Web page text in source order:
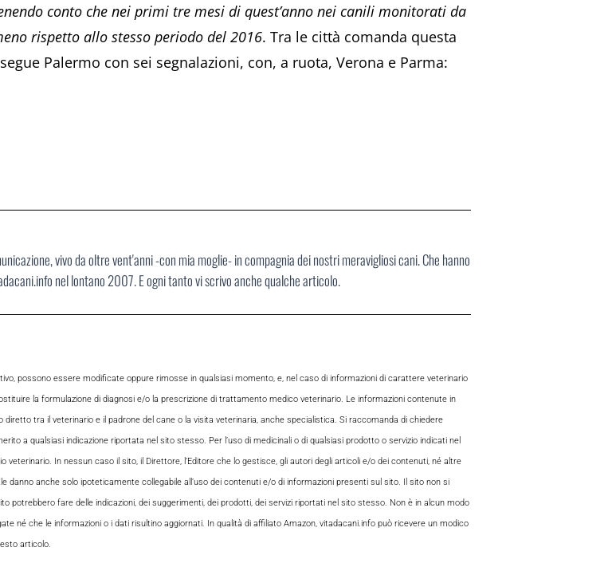
conto che nei primi tre mesi di quest’anno nei canili monitorati da
rispetto allo stesso periodo del 2016. Tra le città comanda questa
Palermo con sei segnalazioni, con, a ruota, Verona e Parma:
vivo da oltre vent'anni -con mia moglie- in compagnia dei nostri meravigliosi cani. Che hanno
nel lontano 2007. E ogni tanto vi scrivo anche qualche articolo.
possono essere modificate oppure rimosse in qualsiasi momento, e, nel caso di informazioni di carattere veterinario
la formulazione di diagnosi e/o la prescrizione di trattamento medico veterinario. Le informazioni contenute in
tra il veterinario e il padrone del cane o la visita veterinaria, anche specialistica. Si raccomanda di chiedere
a qualsiasi indicazione riportata nel sito stesso. Per l’uso di medicinali o di qualsiasi prodotto o servizio indicati nel
In nessun caso il sito, il Direttore, l’Editore che lo gestisce, gli autori degli articoli e/o dei contenuti, né altre
anche solo ipoteticamente collegabile all’uso dei contenuti e/o di informazioni presenti sul sito. Il sito non si
fare delle indicazioni, dei suggerimenti, dei prodotti, dei servizi riportati nel sito stesso. Non è in alcun modo
né che le informazioni o i dati risultino aggiornati. In qualità di affiliato Amazon, vitadacani.info può ricevere un modico
articolo.